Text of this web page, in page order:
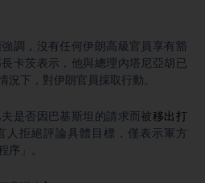
調，沒有任何伊朗高級官員享有豁
卡茨表示，他與總理內塔尼亞胡已
況下，對伊朗官員採取行動。
是否因巴基斯坦的請求而被移出打
人拒絕評論具體目標，僅表示軍方
序」。